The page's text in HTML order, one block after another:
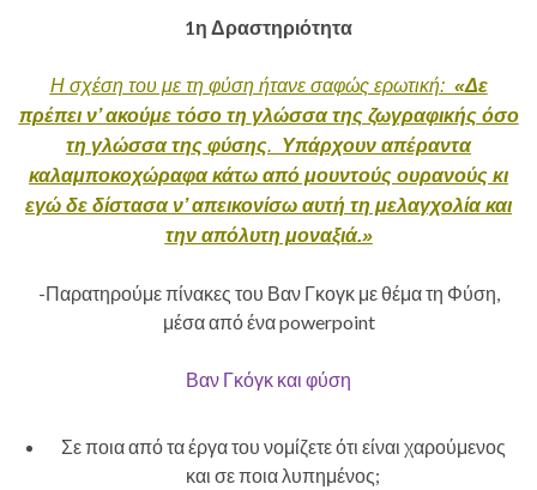
1η Δραστηριότητα
Η σχέση του με τη φύση ήτανε σαφώς ερωτική: «Δε
πρέπει ν’ ακούμε τόσο τη γλώσσα της ζωγραφικής όσο
τη γλώσσα της φύσης. Υπάρχουν απέραντα
καλαμποκοχώραφα κάτω από μουντούς ουρανούς κι
εγώ δε δίστασα ν’ απεικονίσω αυτή τη μελαγχολία και
την απόλυτη μοναξιά.»
-Παρατηρούμε πίνακες του Βαν Γκογκ με θέμα τη Φύση,
μέσα από ένα powerpoint
Βαν Γκόγκ και φύση
Σε ποια από τα έργα του νομίζετε ότι είναι χαρούμενος
και σε ποια λυπημένος;